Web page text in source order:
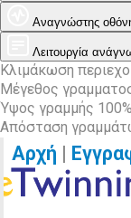
Αναγνώστης
Λειτουργία
Κλιμάκωση
Μέγεθος
Ύψος γραμμής 100%
Απόσταση
Αρχή |